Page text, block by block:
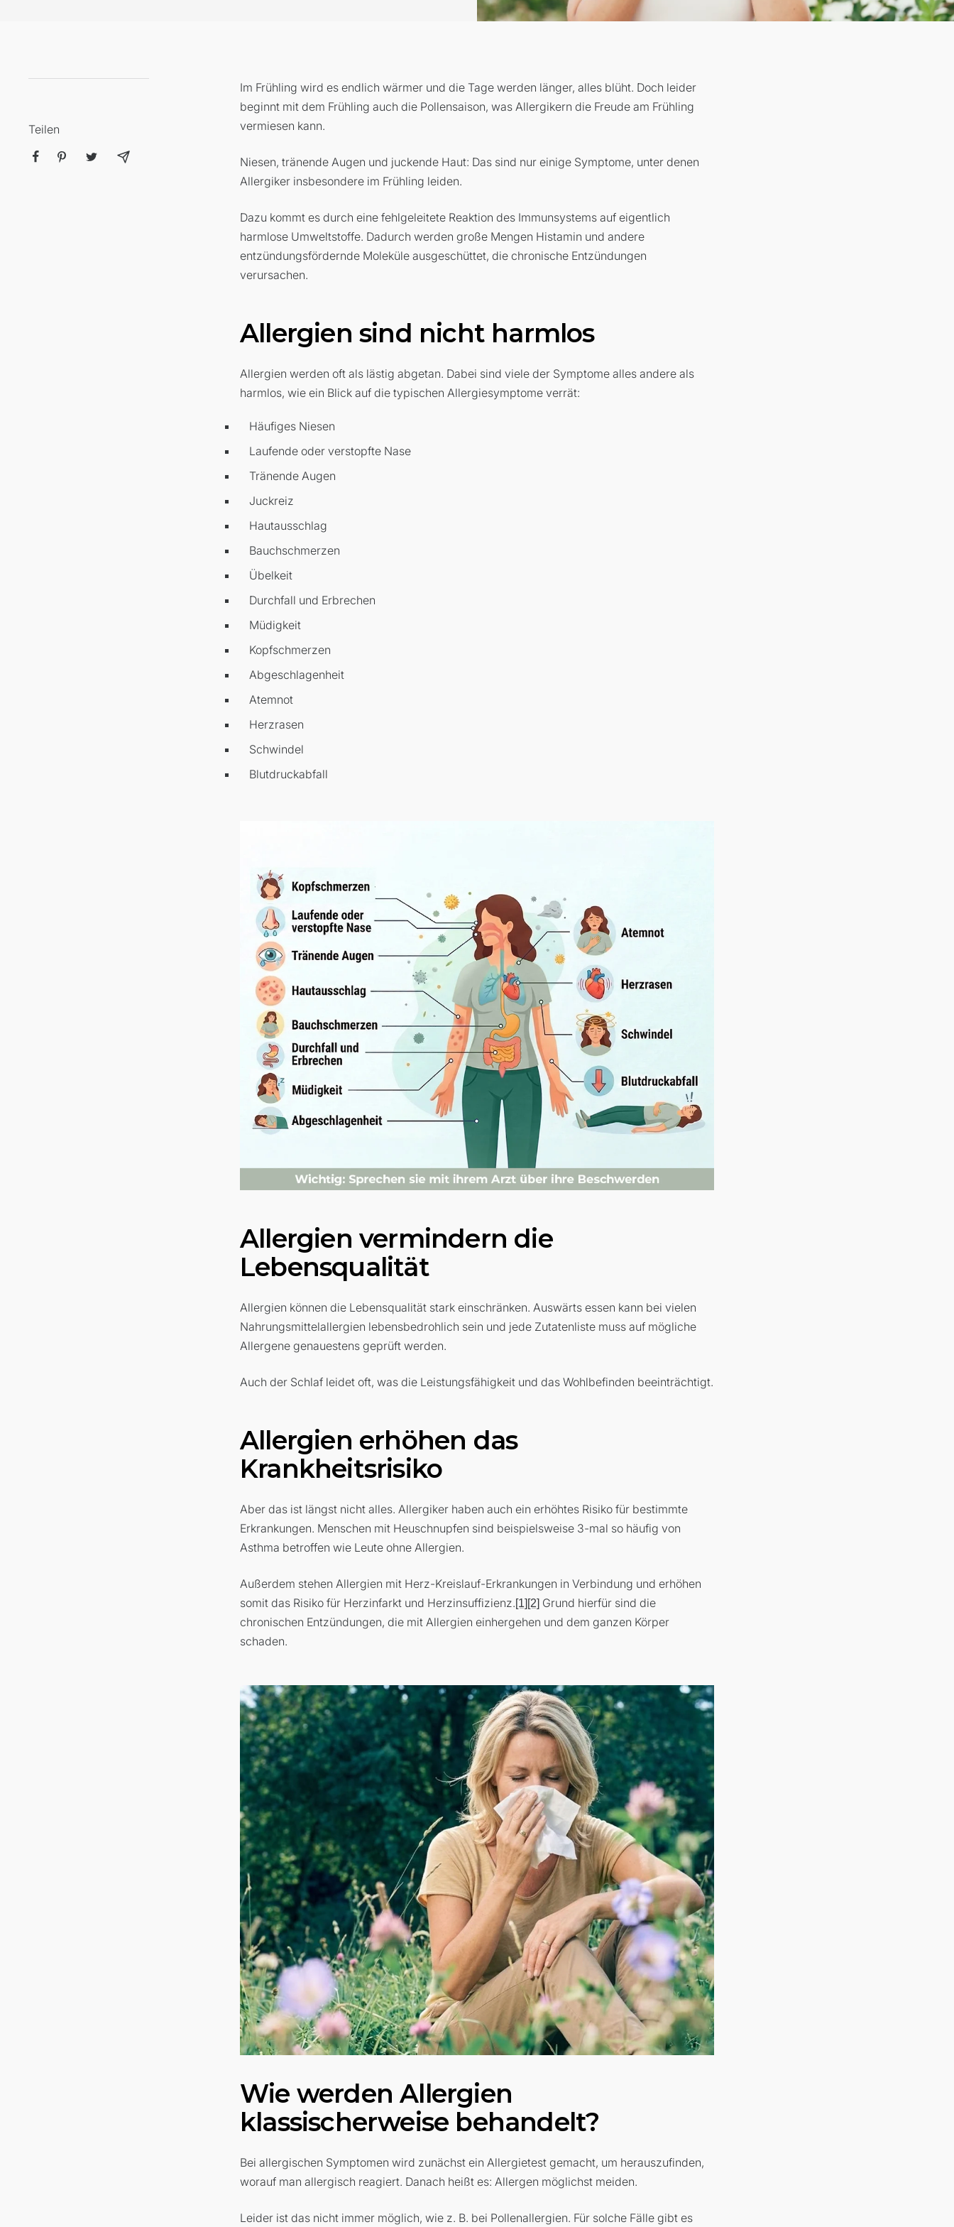
Teilen
Im Frühling wird es endlich wärmer und die Tage werden länger, alles blüht. Doch leider
beginnt mit dem Frühling auch die Pollensaison, was Allergikern die Freude am Frühling
vermiesen kann.
Niesen, tränende Augen und juckende Haut: Das sind nur einige Symptome, unter denen
Allergiker insbesondere im Frühling leiden.
Dazu kommt es durch eine fehlgeleitete Reaktion des Immunsystems auf eigentlich
harmlose Umweltstoffe. Dadurch werden große Mengen Histamin und andere
entzündungsfördernde Moleküle ausgeschüttet, die chronische Entzündungen
verursachen.
Allergien sind nicht harmlos
Allergien werden oft als lästig abgetan. Dabei sind viele der Symptome alles andere als
harmlos, wie ein Blick auf die typischen Allergiesymptome verrät:
Häufiges Niesen
Laufende oder verstopfte Nase
Tränende Augen
Juckreiz
Hautausschlag
Bauchschmerzen
Übelkeit
Durchfall und Erbrechen
Müdigkeit
Kopfschmerzen
Abgeschlagenheit
Atemnot
Herzrasen
Schwindel
Blutdruckabfall
Allergien vermindern die
Lebensqualität
Allergien können die Lebensqualität stark einschränken. Auswärts essen kann bei vielen
Nahrungsmittelallergien lebensbedrohlich sein und jede Zutatenliste muss auf mögliche
Allergene genauestens geprüft werden.
Auch der Schlaf leidet oft, was die Leistungsfähigkeit und das Wohlbefinden beeinträchtigt.
Allergien erhöhen das
Krankheitsrisiko
Aber das ist längst nicht alles. Allergiker haben auch ein erhöhtes Risiko für bestimmte
Erkrankungen. Menschen mit Heuschnupfen sind beispielsweise 3-mal so häufig von
Asthma betroffen wie Leute ohne Allergien.
Außerdem stehen Allergien mit Herz-Kreislauf-Erkrankungen in Verbindung und erhöhen
somit das Risiko für Herzinfarkt und Herzinsuffizienz.[1] [2] Grund hierfür sind die
chronischen Entzündungen, die mit Allergien einhergehen und dem ganzen Körper
schaden.
Wie werden Allergien
klassischerweise behandelt?
Bei allergischen Symptomen wird zunächst ein Allergietest gemacht, um herauszufinden,
worauf man allergisch reagiert. Danach heißt es: Allergen möglichst meiden.
Leider ist das nicht immer möglich, wie z. B. bei Pollenallergien. Für solche Fälle gibt es